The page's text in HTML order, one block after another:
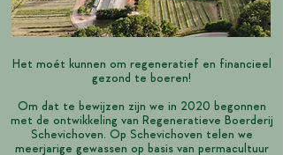
Het moét kunnen om regeneratief en financieel
gezond te boeren!
Om dat te bewijzen zijn we in 2020 begonnen
met de ontwikkeling van Regeneratieve Boerderij
Schevichoven. Op Schevichoven telen we
meerjarige gewassen op basis van permacultuur